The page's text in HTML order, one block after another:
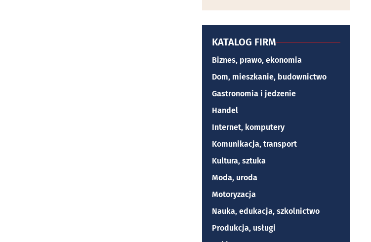
KATALOG FIRM
Biznes, prawo, ekonomia
Dom, mieszkanie, budownictwo
Gastronomia i jedzenie
Handel
Internet, komputery
Komunikacja, transport
Kultura, sztuka
Moda, uroda
Motoryzacja
Nauka, edukacja, szkolnictwo
Produkcja, usługi